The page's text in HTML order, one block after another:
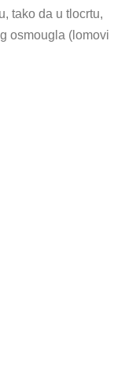
tako da u tlocrtu,
osmougla (lomovi